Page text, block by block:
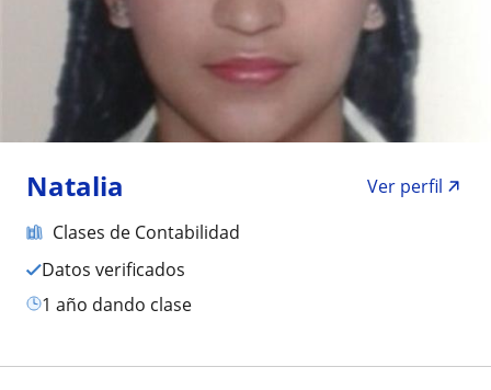
Natalia
Ver perfil
Clases de Contabilidad
Datos verificados
1 año dando clase